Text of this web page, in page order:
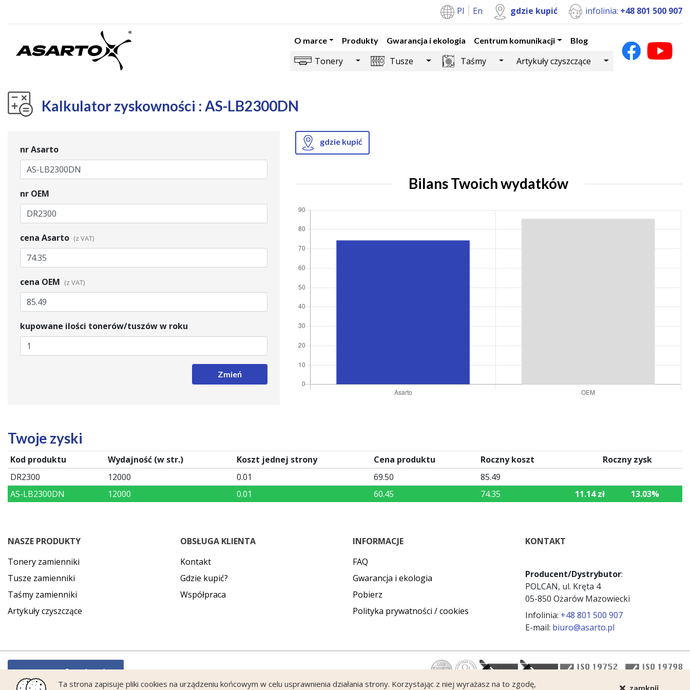
Pl En gdzie kupić infolinia: +48 801 500 907
O marce Produkty Gwarancja i ekologia Centrum komunikacji Blog
Tonery Toggle Dropdown
Tusze Toggle Dropdown
Taśmy Toggle Dropdown
Artykuły czyszczące Toggle Dropdown
Kalkulator zyskowności : AS-LB2300DN
nr Asarto
nr OEM
cena Asarto
cena OEM
kupowane ilości tonerów/tuszów w roku
Zmień
gdzie kupić
Bilans Twoich wydatków
Twoje zyski
Kod produktu Wydajność (w str.) Koszt jednej strony Cena produktu Roczny koszt
Roczny zysk
DR2300
12000 0.01 69.50
85.49
AS-LB2300DN
12000 0.01 60.45 74.35 11.14 zł 13.03%
NASZE PRODUKTY
Tonery zamienniki
Tusze zamienniki
Taśmy zamienniki
Artykuły czyszczące
OBSŁUGA KLIENTA
Kontakt
Gdzie kupić?
Współpraca
INFORMACJE
FAQ
Gwarancja i ekologia
Pobierz
Polityka prywatności / cookies
KONTAKT
Producent/Dystrybutor:
POLCAN, ul. Kręta 4
05-850 Ożarów Mazowiecki
Infolinia: +48 801 500 907
E-mail: biuro@asarto.pl
Ta strona zapisuje pliki cookies na urządzeniu końcowym w celu usprawnienia działania strony. Korzystając z niej wyrażasz na to zgodę,
zamknij